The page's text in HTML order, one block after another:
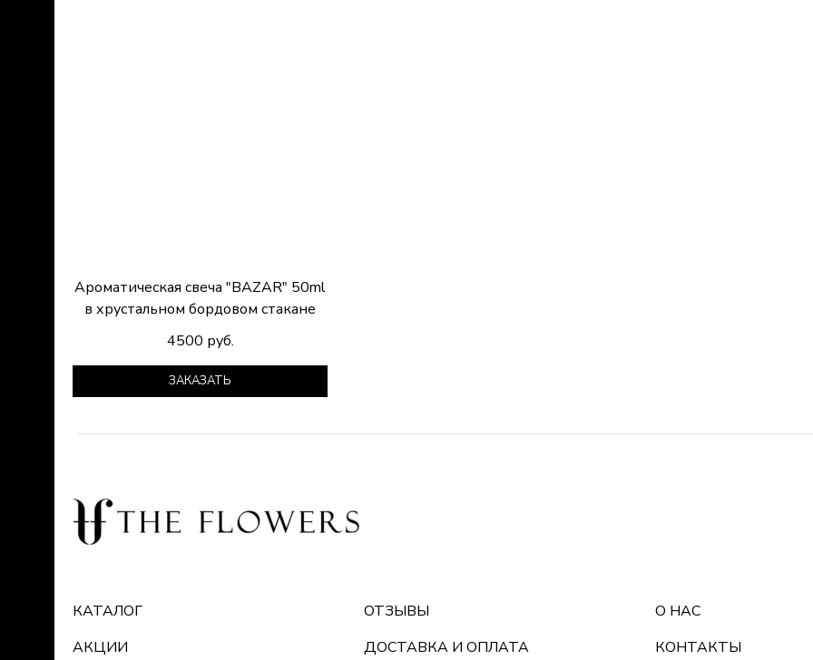
Ароматическая свеча "BAZAR" 50ml
в хрустальном бордовом стакане
4500 руб.
ЗАКАЗАТЬ
КАТАЛОГ
АКЦИИ
ОТЗЫВЫ
ДОСТАВКА И ОПЛАТА
О НАС
КОНТАКТЫ